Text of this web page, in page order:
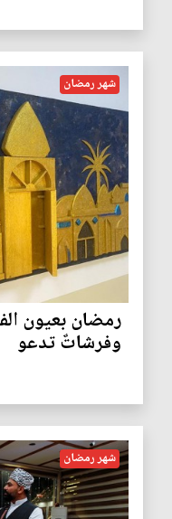
شهر رمضان
رمضان بعيون
وفرشاتٌ تدعو
شهر رمضان